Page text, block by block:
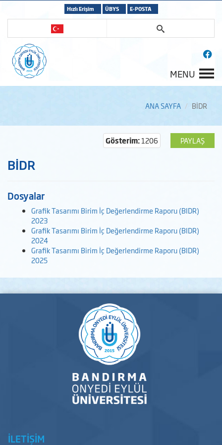
Hızlı Erişim ÜBYS E-POSTA
MENU
ANA SAYFA BİDR
PAYLAŞ
Gösterim:1206
BİDR
Dosyalar
Grafik Tasarımı Birim İç Değerlendirme Raporu (BIDR)
2023
Grafik Tasarımı Birim İç Değerlendirme Raporu (BIDR)
2024
Grafik Tasarımı Birim İç Değerlendirme Raporu (BIDR)
2025
İLETİŞİM